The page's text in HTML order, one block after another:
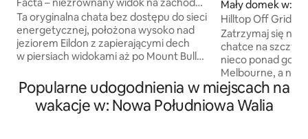
słońca • wanna z hydromasażem
Ta oryginalna chata bez dostępu do sieci
energetycznej, położona wysoko nad
jeziorem Eildon z zapierającymi dech
w piersiach widokami aż po Mount Buller,
wypoczynek dla osób pragnących
prywatności, wyjątkowej atmosfery
i prawdziwej więzi z naturą. Otoczone
Mały domek w:
k
Hilltop Off Grid
Bath
Zatrzymaj się
chatce na szczycie
nieco ponad
Melbourne, a
położony jest na
posiadłości z
na szczycie
Popularne udogodnienia w miejscach na
wakacje w: Nowa Południowa Walia